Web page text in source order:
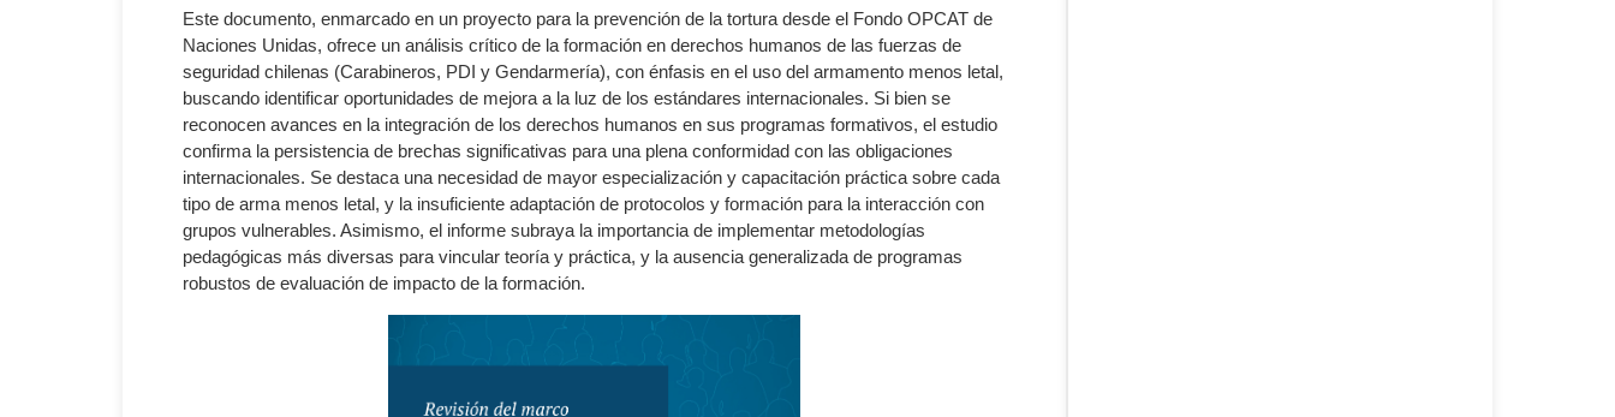
Este documento, enmarcado en un proyecto para la prevención de la tortura desde el Fondo OPCAT de
Naciones Unidas, ofrece un análisis crítico de la formación en derechos humanos de las fuerzas de
seguridad chilenas (Carabineros, PDI y Gendarmería), con énfasis en el uso del armamento menos letal,
buscando identificar oportunidades de mejora a la luz de los estándares internacionales. Si bien se
reconocen avances en la integración de los derechos humanos en sus programas formativos, el estudio
confirma la persistencia de brechas significativas para una plena conformidad con las obligaciones
internacionales. Se destaca una necesidad de mayor especialización y capacitación práctica sobre cada
tipo de arma menos letal, y la insuficiente adaptación de protocolos y formación para la interacción con
grupos vulnerables. Asimismo, el informe subraya la importancia de implementar metodologías
pedagógicas más diversas para vincular teoría y práctica, y la ausencia generalizada de programas
robustos de evaluación de impacto de la formación.